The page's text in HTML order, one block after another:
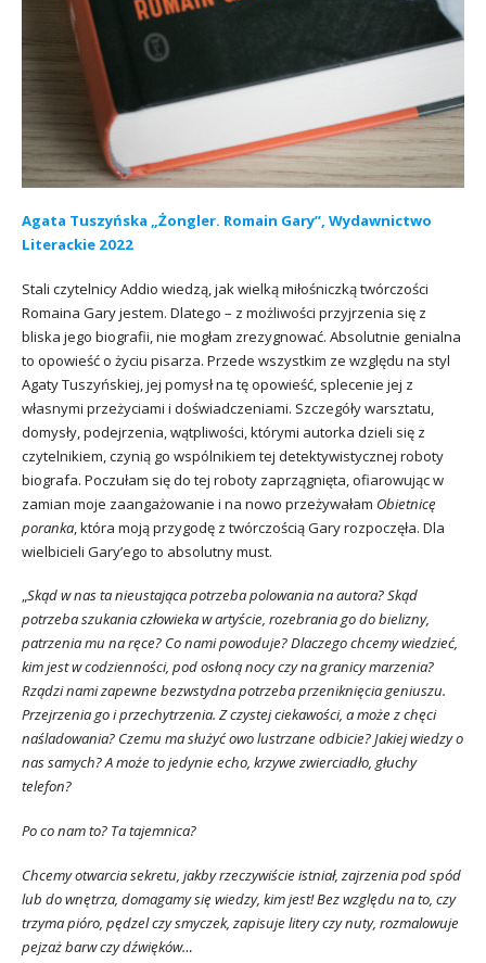
Agata Tuszyńska „Żongler. Romain Gary”, Wydawnictwo
Literackie 2022
Stali czytelnicy Addio wiedzą, jak wielką miłośniczką twórczości
Romaina Gary jestem. Dlatego – z możliwości przyjrzenia się z
bliska jego biografii, nie mogłam zrezygnować. Absolutnie genialna
to opowieść o życiu pisarza. Przede wszystkim ze względu na styl
Agaty Tuszyńskiej, jej pomysł na tę opowieść, splecenie jej z
własnymi przeżyciami i doświadczeniami. Szczegóły warsztatu,
domysły, podejrzenia, wątpliwości, którymi autorka dzieli się z
czytelnikiem, czynią go wspólnikiem tej detektywistycznej roboty
biografa. Poczułam się do tej roboty zaprzągnięta, ofiarowując w
zamian moje zaangażowanie i na nowo przeżywałam Obietnicę
poranka, która moją przygodę z twórczością Gary rozpoczęła. Dla
wielbicieli Gary’ego to absolutny must.
„Skąd w nas ta nieustająca potrzeba polowania na autora? Skąd
potrzeba szukania człowieka w artyście, rozebrania go do bielizny,
patrzenia mu na ręce? Co nami powoduje? Dlaczego chcemy wiedzieć,
kim jest w codzienności, pod osłoną nocy czy na granicy marzenia?
Rządzi nami zapewne bezwstydna potrzeba przeniknięcia geniuszu.
Przejrzenia go i przechytrzenia. Z czystej ciekawości, a może z chęci
naśladowania? Czemu ma służyć owo lustrzane odbicie? Jakiej wiedzy o
nas samych? A może to jedynie echo, krzywe zwierciadło, głuchy
telefon?
Po co nam to? Ta tajemnica?
Chcemy otwarcia sekretu, jakby rzeczywiście istniał, zajrzenia pod spód
lub do wnętrza, domagamy się wiedzy, kim jest! Bez względu na to, czy
trzyma pióro, pędzel czy smyczek, zapisuje litery czy nuty, rozmalowuje
pejzaż barw czy dźwięków…